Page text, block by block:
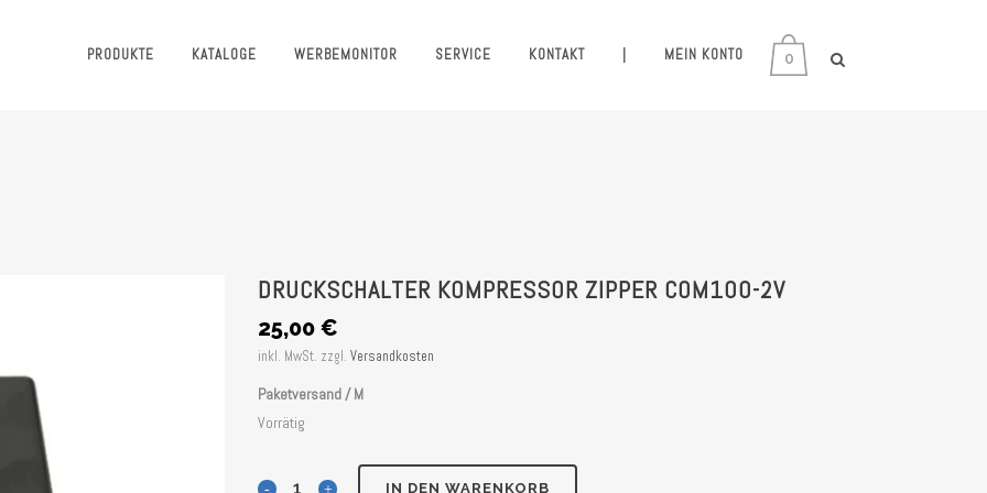
0
PRODUKTE KATALOGE WERBEMONITOR SERVICE KONTAKT MEIN KONTO
DRUCKSCHALTER KOMPRESSOR ZIPPER COM100-2V
25,00 €
inkl. MwSt. zzgl. Versandkosten
Paketversand / M
Vorrätig
Druckschalter IN DEN WARENKORB